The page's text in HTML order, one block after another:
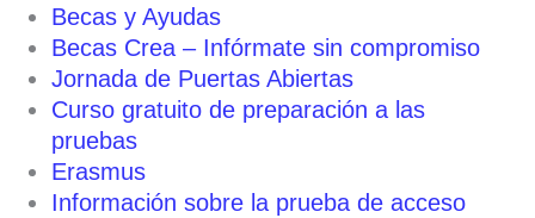
Becas y Ayudas
Becas Crea – Infórmate sin compromiso
Jornada de Puertas Abiertas
Curso gratuito de preparación a las
pruebas
Erasmus
Información sobre la prueba de acceso